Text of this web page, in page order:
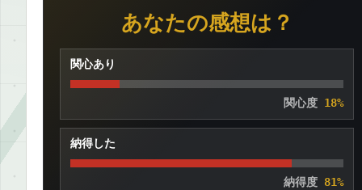
あなたの感想は？
関心あり
関心度 18%
納得した
納得度 81%